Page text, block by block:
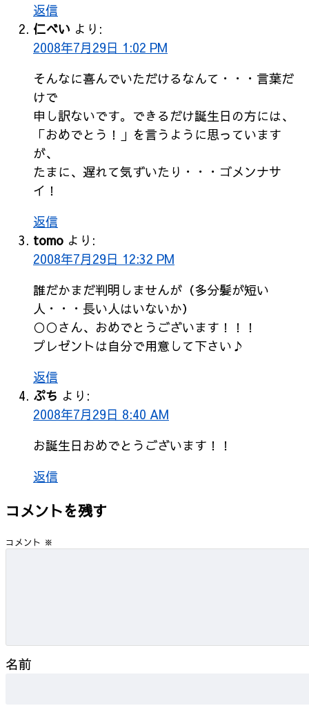
返信
仁べい より:
2008年7月29日 1:02 PM
そんなに喜んでいただけるなんて・・・言葉だ
けで
申し訳ないです。できるだけ誕生日の方には、
「おめでとう！」を言うように思っています
が、
たまに、遅れて気ずいたり・・・ゴメンナサ
イ！
返信
tomo より:
2008年7月29日 12:32 PM
誰だかまだ判明しませんが（多分髪が短い
人・・・長い人はいないか）
○○さん、おめでとうございます！！！
プレゼントは自分で用意して下さい♪
返信
ぷち より:
2008年7月29日 8:40 AM
お誕生日おめでとうございます！！
返信
コメントを残す
コメント ※
名前